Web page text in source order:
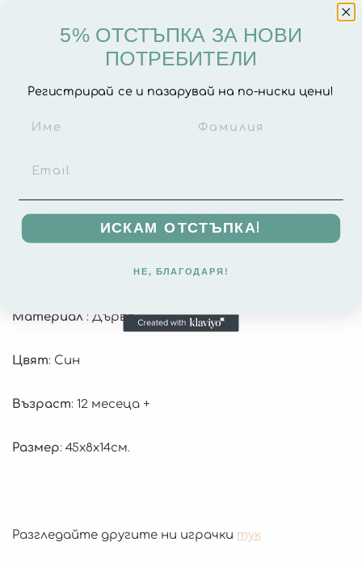
между ръцете и очите. Подредете всички блокове
един по един към трите вагона на дървения влак.
Влакчето се състои от 17 части и е с дължина
детайла, без остри ръбове и перфектно
пастелни, а за тях са използвани нетоксични,
Материал : Дърво
Цвят: Син
Възраст: 12 месеца +
Размер: 45х8х14см.
Разгледайте другите ни играчки тук
5% ОТСТЪПКА ЗА НОВИ
ПОТРЕБИТЕЛИ
Регистрирай се и пазарувай на по-ниски цени!
ИСКАМ ОТСТЪПКА!
НЕ, БЛАГОДАРЯ!